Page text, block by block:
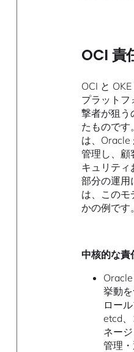
OCI 責
OCI と
プラットフ
撃者が狙う
たものです。
は、Oracle
管理し、顧
キュリティ
部分の運用
は、このモ
かの例です。
中核的な責
挙動
ロー
etcd
ネー
管理・